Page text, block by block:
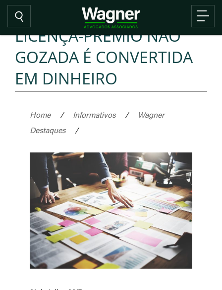
LICENÇA-PRÊMIO NÃO
GOZADA É CONVERTIDA
EM DINHEIRO
Home / Informativos /
Wagner
Destaques
/